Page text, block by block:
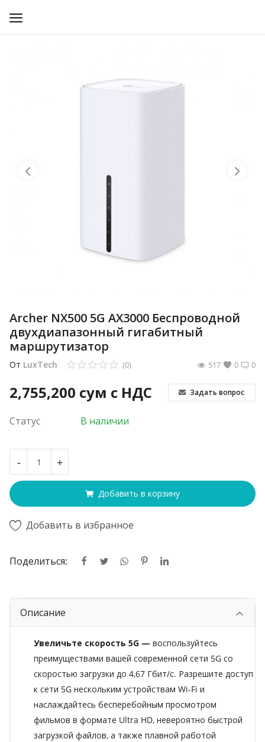
РЕШЕНИЯ ДЛЯ ДОМА
Archer NX500 5G AX3000 Беспроводной
двухдиапазонный гигабитный
маршрутизатор
От LuxTech 0
(0) 0
517
2,755,200 сум с НДС Задать вопрос
Статус В наличии
- +
Добавить в корзину
Добавить в избранное
Поделиться:
Описание
Увеличьте скорость 5G — воспользуйтесь
преимуществами вашей современной сети 5G со
скоростью загрузки до 4,67 Гбит/с. Разрешите доступ
к сети 5G нескольким устройствам Wi-Fi и
наслаждайтесь бесперебойным просмотром
фильмов в формате Ultra HD, невероятно быстрой
загрузкой файлов, а также плавной работой